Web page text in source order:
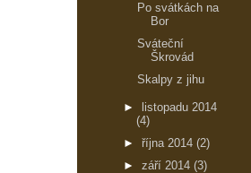
Po svátkách na
Bor
Sváteční
Škrovád
Skalpy z jihu
►
listopadu 2014
(4)
► října 2014 (2)
► září 2014 (3)